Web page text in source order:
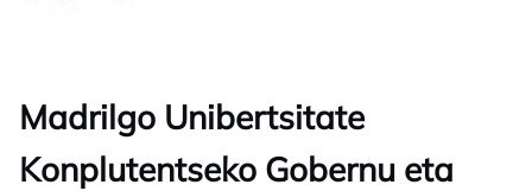
Madrilgo Unibertsitate
Konplutentseko Gobernu eta